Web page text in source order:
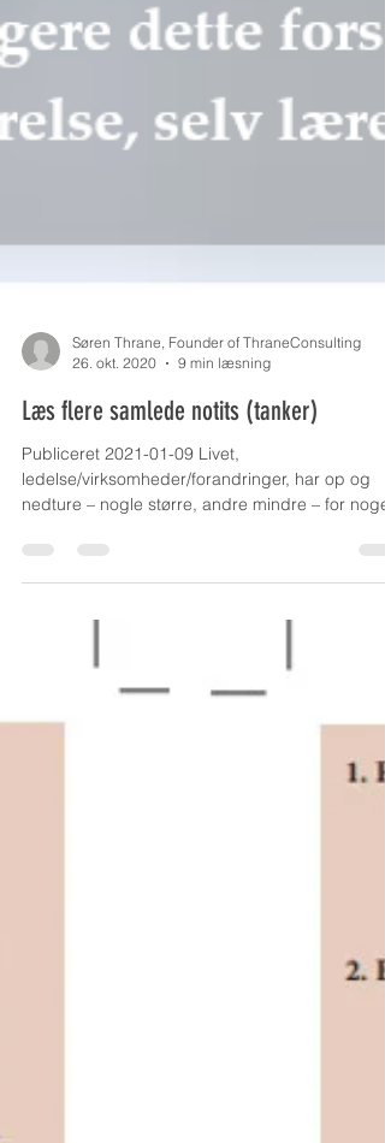
26. okt. 2020
9 min læsning
Læs flere samlede notits (tanker)
Publiceret 2021-01-09 Livet,
ledelse/virksomheder/forandringer, har op og
nedture – nogle større, andre mindre – for